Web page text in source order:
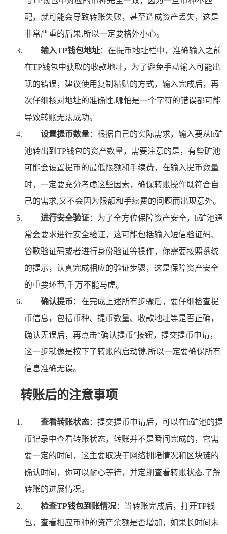
配，就可能会导致转账失败，甚至造成资产丢失，这是
非常严重的后果,所以一定要格外小心。
输入TP钱包地址：在提币地址栏中，准确输入之前
在TP钱包中获取的收款地址，为了避免手动输入可能出
现的错误，建议使用复制粘贴的方式，输入完成后，再
次仔细核对地址的准确性,哪怕是一个字符的错误都可能
导致转账无法成功。
设置提币数量：根据自己的实际需求，输入要从h矿
池转出到TP钱包的资产数量，需要注意的是，有些矿池
可能会设置提币的最低限额和手续费，在输入提币数量
时，一定要充分考虑这些因素，确保转账操作既符合自
己的需求,又不会因为限额和手续费的问题而出现意外。
进行安全验证：为了全方位保障资产安全，h矿池通
常会要求进行安全验证，这可能包括输入短信验证码、
谷歌验证码或者进行身份验证等操作，你需要按照系统
的提示，认真完成相应的验证步骤，这是保障资产安全
的重要环节,千万不能马虎。
确认提币 ：在完成上述所有步骤后，要仔细检查提
币信息，包括币种、提币数量、收款地址等是否正确，
确认无误后，再点击“确认提币”按钮，提交提币申请，
这一步就像是按下了转账的启动键,所以一定要确保所有
信息准确无误。
转账后的注意事项
查看转账状态：提交提币申请后，可以在h矿池的提
币记录中查看转账状态，转账并不是瞬间完成的，它需
要一定的时间，这主要取决于网络拥堵情况和区块链的
确认时间，你可以耐心等待，并定期查看转账状态,了解
转账的进展情况。
检查TP钱包到账情况：当转账完成后，打开TP钱
包，查看相应币种的资产余额是否增加，如果长时间未